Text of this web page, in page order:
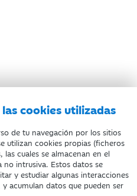
cookies utilizadas
de tu navegación por los sitios
utilizan cookies propias (ficheros
cuales se almacenan en el
no intrusiva. Estos datos se
y estudiar algunas interacciones
acumulan datos que pueden ser
G-50000652.
del Mº de Educación,